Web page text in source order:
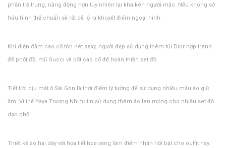
phần trẻ trung, năng động hơn tuy nhiên lại khá kén người mặc. Nếu không sở
hữu hình thể chuẩn sẽ rất dễ lộ ra khuyết điểm ngoại hình.
Khi diện đầm cao cổ tôn nét sexy, người đẹp sử dụng thêm túi Dior hợp trend
để phối đồ, mũ Gucci và bốt cao cổ để hoàn thiện set đồ.
Tiết trời dịu mát ở Sài Gòn là thời điểm lý tưởng để sử dụng nhiều mẫu áo giữ
ấm. Vì thế Yaya Trương Nhi tự tin sử dụng thêm áo len mỏng cho nhiều set đồ
dạo phố.
Thiết kế áo hai dây với họa tiết hoa vàng làm điểm nhấn nổi bật cho outfit này.